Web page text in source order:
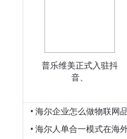
普乐维美正式入驻抖
音、
• 海尔人单合一模式在海